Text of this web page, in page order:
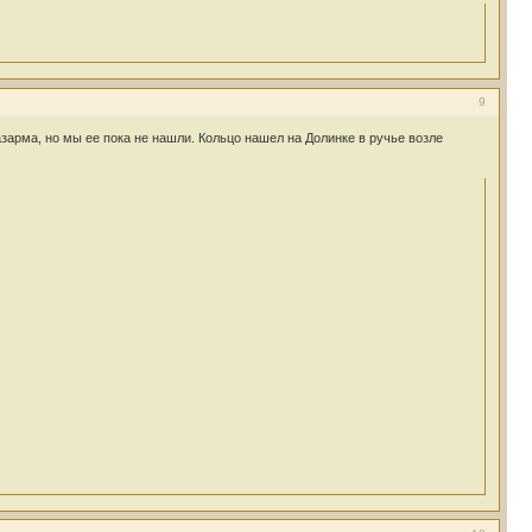
9
но мы ее пока не нашли. Кольцо нашел на Долинке в ручье возле